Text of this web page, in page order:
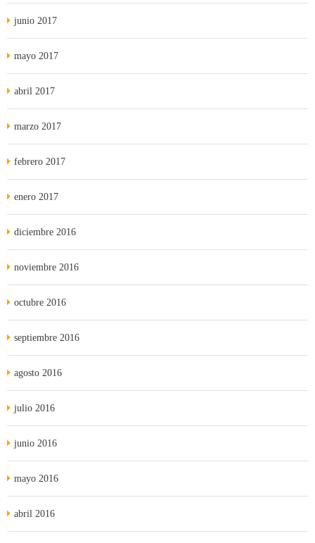
junio 2017
mayo 2017
abril 2017
marzo 2017
febrero 2017
enero 2017
diciembre 2016
noviembre 2016
octubre 2016
septiembre 2016
agosto 2016
julio 2016
junio 2016
mayo 2016
abril 2016